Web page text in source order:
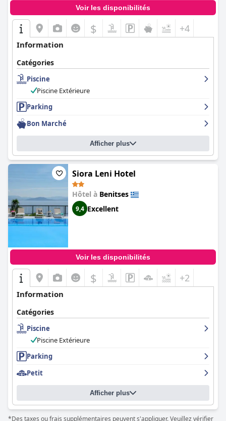
Voir les disponibilités
$ +4
Information
Catégories
Piscine
Piscine Extérieure
Parking
Bon Marché
Afficher plus
Siora Leni Hotel
Hôtel à Benitses
9,4 Excellent
Voir les disponibilités
$ +2
Information
Catégories
Piscine
Piscine Extérieure
Parking
Petit
Afficher plus
*Des taxes ou frais supplémentaires peuvent s'appliquer. Veuillez vérifier